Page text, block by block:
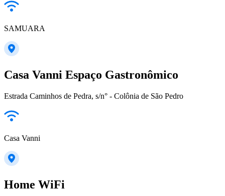
SAMUARA
Casa Vanni Espaço Gastronômico
Estrada Caminhos de Pedra, s/n° - Colônia de São Pedro
Casa Vanni
Home WiFi